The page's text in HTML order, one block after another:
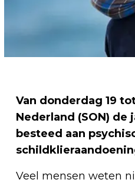
Van donderdag 19
Nederland (SON)
besteed aan
Veel mensen weten